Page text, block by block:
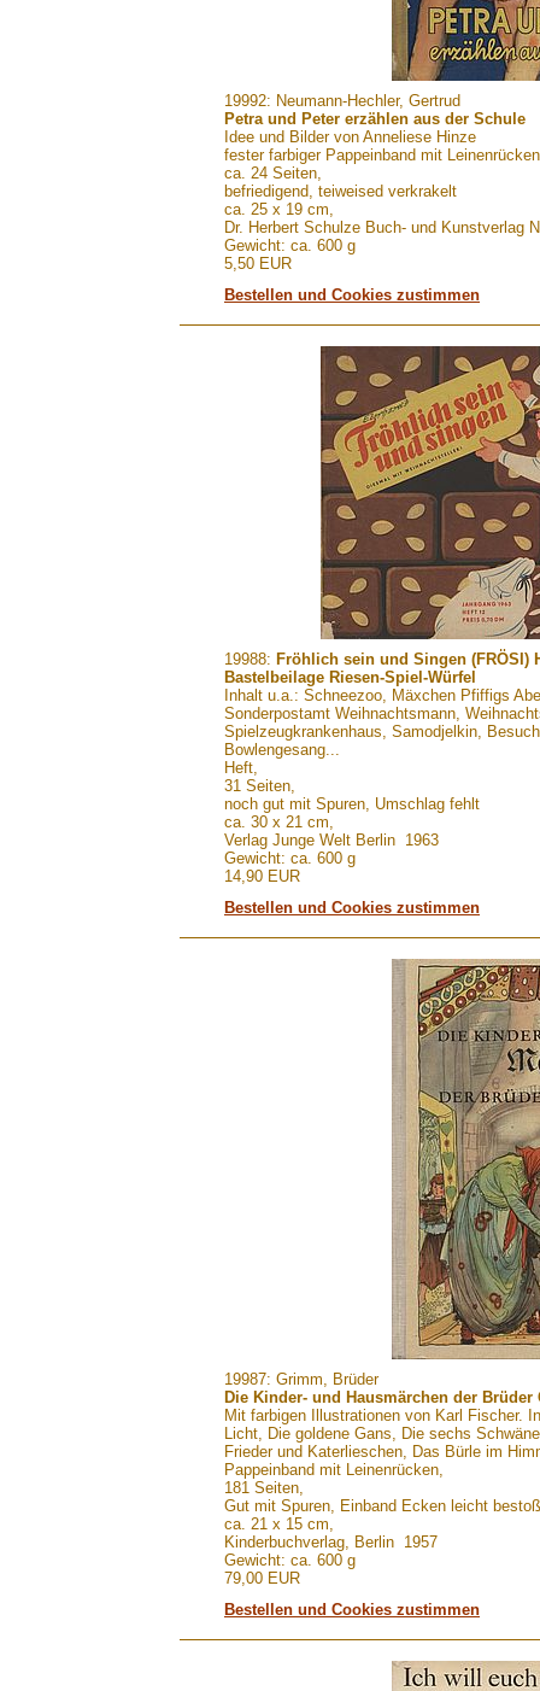
19992: Neumann-Hechler, Gertrud
Petra und Peter erzählen aus der Schule
Idee und Bilder von Anneliese Hinze
fester farbiger Pappeinband mit
ca. 24 Seiten,
befriedigend, teiweised verkrakelt
ca. 25 x 19 cm,
Dr. Herbert Schulze Buch- und Kunstverlag
Gewicht: ca. 600 g
5,50 EUR
Bestellen und Cookies zustimmen
19988: Fröhlich sein und Singen (FRÖSI)
Bastelbeilage Riesen-Spiel-Würfel
Inhalt u.a.: Schneezoo, Mäxchen Pfiffigs
Sonderpostamt Weihnachtsmann,
Spielzeugkrankenhaus, Samodjelkin,
Bowlengesang...
Heft,
31 Seiten,
noch gut mit Spuren, Umschlag fehlt
ca. 30 x 21 cm,
Verlag Junge Welt Berlin 1963
Gewicht: ca. 600 g
14,90 EUR
Bestellen und Cookies zustimmen
19987: Grimm, Brüder
Die Kinder- und Hausmärchen der Brüder
Mit farbigen Illustrationen von Karl Fischer.
Licht, Die goldene Gans, Die sechs
Frieder und Katerlieschen, Das Bürle im
Pappeinband mit Leinenrücken,
181 Seiten,
Gut mit Spuren, Einband Ecken leicht
ca. 21 x 15 cm,
Kinderbuchverlag, Berlin 1957
Gewicht: ca. 600 g
79,00 EUR
Bestellen und Cookies zustimmen